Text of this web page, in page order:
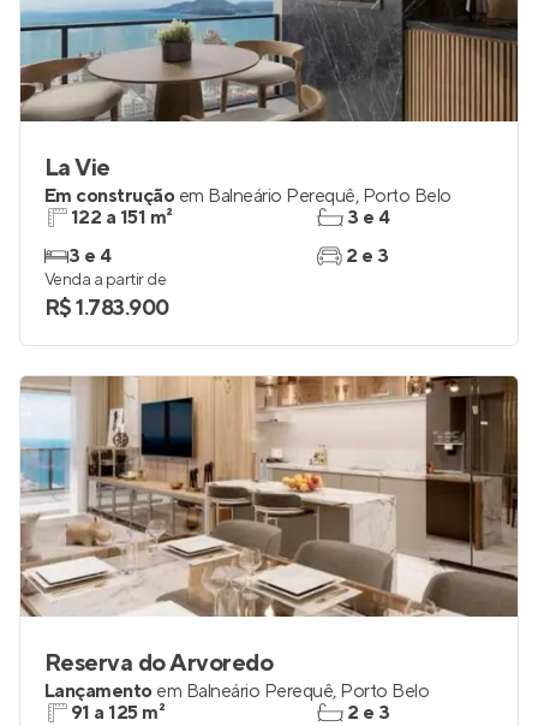
La Vie
Em construção em Balneário Perequê, Porto Belo
122 a 151 m²
3 e 4
3 e 4
2 e 3
Venda a partir de
R$ 1.783.900
Reserva do Arvoredo
Lançamento em Balneário Perequê, Porto Belo
91 a 125 m²
2 e 3